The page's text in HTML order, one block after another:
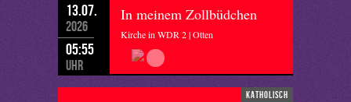
13.07.
2026
05:55
Uhr
In meinem Zollbüdchen
Kirche in WDR 2 | Otten
katholisch